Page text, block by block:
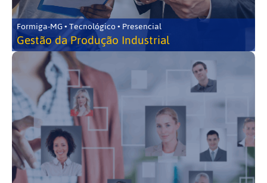
Formiga-MG • Tecnológico • Presencial
Gestão da Produção Industrial